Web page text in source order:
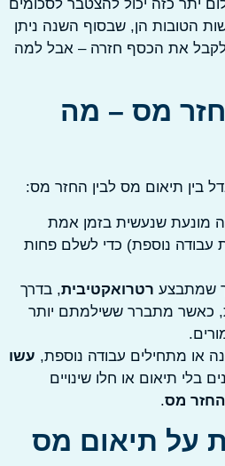
35%. תשלום יתר כזה יכול להצטבר לסכומים
הן, שבסוף השנה ניתן
את הכסף חזרה – אבל למה
מס – מה
תיאום מס לבין החזר מס:
שנעשית בזמן אמת
נוספת) כדי לשלם פחות
רטרואקטיבית, בדרך
מתברר ששילמתם יותר
עבודה נוספת,עשו
או חלו שינויים
מס.
תיאום מס